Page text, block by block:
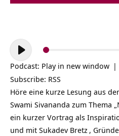
Audio-
Player
Podcast: Play in new window |
Subscribe: RSS
Höre eine kurze Lesung aus
Swami Sivananda zum Thema
ein kurzer Vortrag als
und mit Sukadev Bretz ,